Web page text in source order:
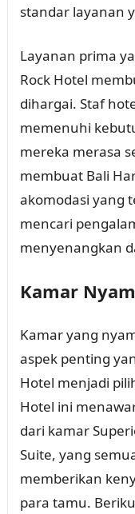
standar layanan
Layanan prima
Rock Hotel
dihargai. Staf
memenuhi
mereka merasa
membuat Bali
akomodasi yang
mencari
menyenangkan
Kamar
Kamar yang
aspek penting
Hotel menjadi
Hotel ini
dari kamar
Suite, yang
memberikan
para tamu.